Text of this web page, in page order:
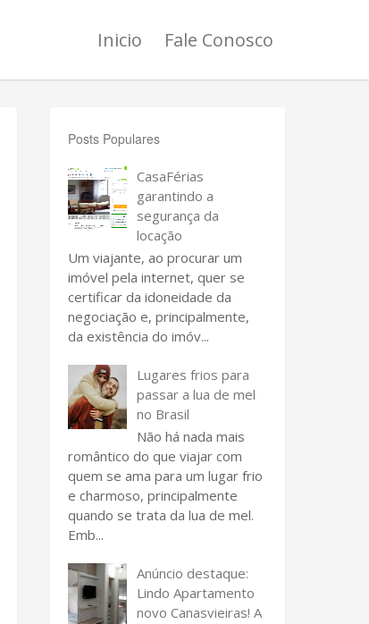
Inicio Fale Conosco
Posts Populares
CasaFérias
garantindo a
segurança da
locação
Um viajante, ao procurar um
imóvel pela internet, quer se
certificar da idoneidade da
negociação e, principalmente,
da existência do imóv...
Lugares frios para
passar a lua de mel
no Brasil
Não há nada mais
romântico do que viajar com
quem se ama para um lugar frio
e charmoso, principalmente
quando se trata da lua de mel.
Emb...
Anúncio destaque:
Lindo Apartamento
novo Canasvieiras! A